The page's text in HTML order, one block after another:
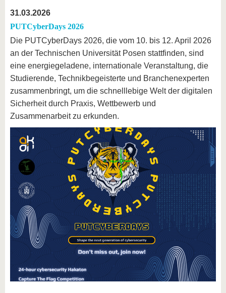
31.03.2026
PUTCyberDays 2026
Die PUTCyberDays 2026, die vom 10. bis 12. April 2026
an der Technischen Universität Posen stattfinden, sind
eine energiegeladene, internationale Veranstaltung, die
Studierende, Technikbegeisterte und Branchenexperten
zusammenbringt, um die schnelllebige Welt der digitalen
Sicherheit durch Praxis, Wettbewerb und
Zusammenarbeit zu erkunden.